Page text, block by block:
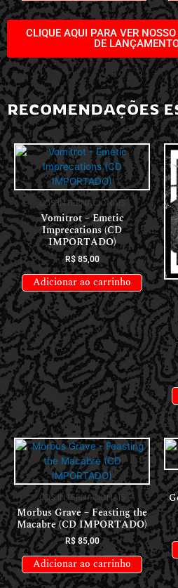
CLIQUE AQUI PARA VER
DE
RECOMENDAÇÕES
CDS INTERNACIONAIS
Vomitrot – Emetic
Imprecations (CD
IMPORTADO)
R$85,00
Adicionar ao carrinho
CDS INTERNACIONAIS
Morbus Grave – Feasting the
Macabre (CD IMPORTADO)
R$85,00
Adicionar ao carrinho